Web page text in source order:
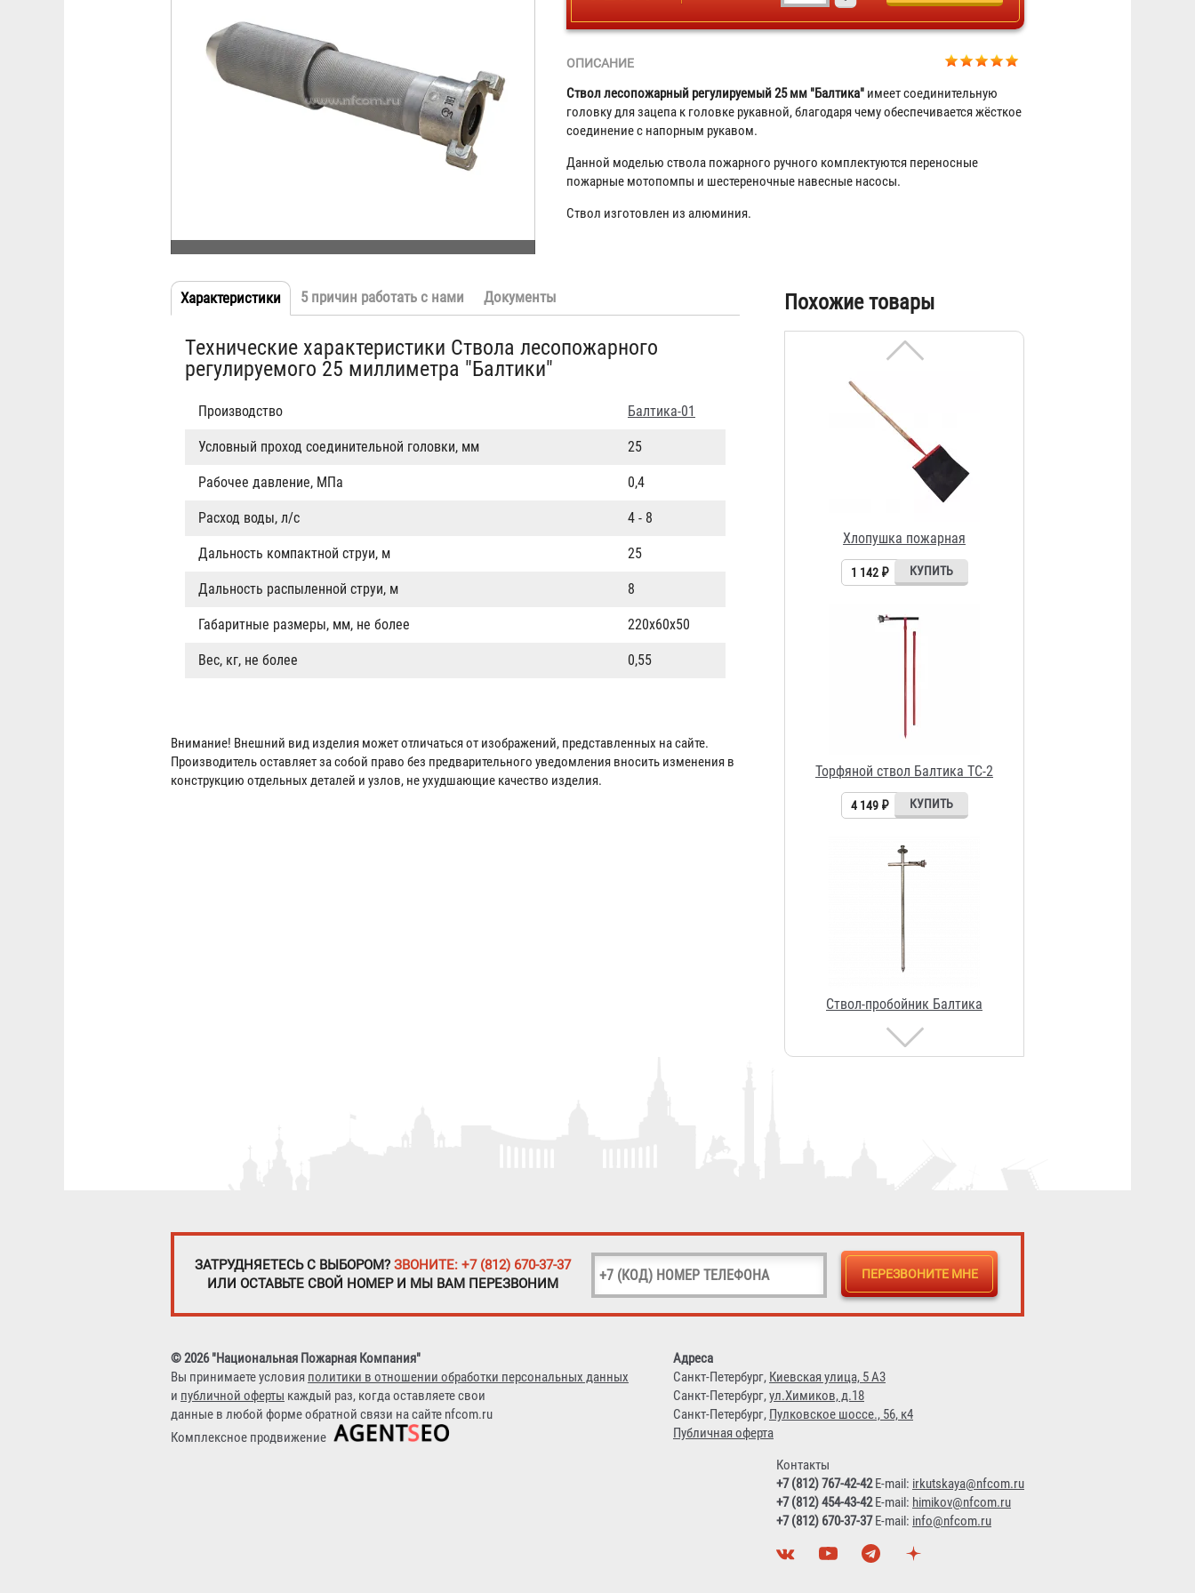
ОПИСАНИЕ
Ствол лесопожарный регулируемый 25 мм "Балтика" имеет соединительную
головку для зацепа к головке рукавной, благодаря чему обеспечивается жёсткое
соединение с напорным рукавом.
Данной моделью ствола пожарного ручного комплектуются переносные
пожарные мотопомпы и шестереночные навесные насосы.
Ствол изготовлен из алюминия.
Табы
Характеристики (активная
5 причин работать с нами Документы
Технические характеристики Ствола лесопожарного
регулируемого 25 миллиметра "Балтики"
Производство Балтика-01
Условный проход соединительной головки, мм 25
Рабочее давление, МПа 0,4
Расход воды, л/с 4 - 8
Дальность компактной струи, м 25
Дальность распыленной струи, м 8
Габаритные размеры, мм, не более 220х60х50
Вес, кг, не более 0,55
Внимание! Внешний вид изделия может отличаться от изображений, представленных на сайте.
Производитель оставляет за собой право без предварительного уведомления вносить изменения в
конструкцию отдельных деталей и узлов, не ухудшающие качество изделия.
Похожие товары
Грабли лесопожарные
944 ₽
Хлопушка пожарная
Торфяной ствол Балтика ТС-2
4 149 ₽
Ствол-пробойник Балтика
11 335 ₽
Торфяной ствол Балтика ТС-1
ЗАТРУДНЯЕТЕСЬ С ВЫБОРОМ? ЗВОНИТЕ: +7 (812) 670-37-37
ИЛИ ОСТАВЬТЕ СВОЙ НОМЕР И МЫ ВАМ ПЕРЕЗВОНИМ
© 2026 "Национальная Пожарная Компания"
Вы принимаете условия политики в отношении обработки персональных данных
и публичной оферты каждый раз, когда оставляете свои
данные в любой форме обратной связи на сайте nfcom.ru
Комплексное продвижение
Адреса
Санкт-Петербург, Киевская улица, 5 А3
Санкт-Петербург,ул.Химиков, д.18
Санкт-Петербург, Пулковское шоссе., 56, к4
Публичная оферта
Контакты
+7 (812) 767-42-42E-mail: irkutskaya@nfcom.ru
+7 (812) 454-43-42E-mail: himikov@nfcom.ru
+7 (812) 670-37-37E-mail: info@nfcom.ru